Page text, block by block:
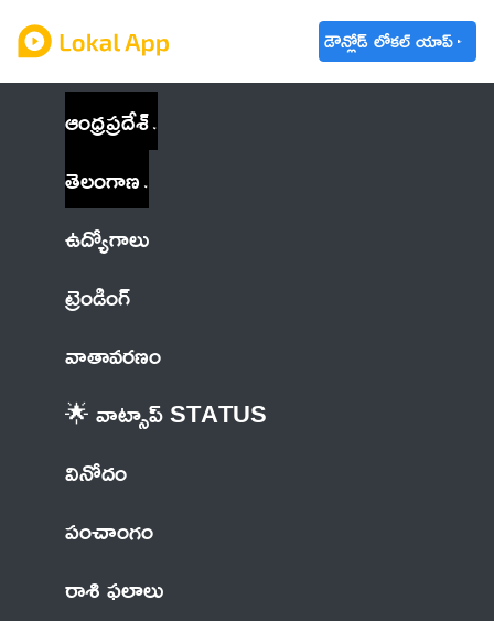
డౌన్లోడ్ లోకల్ యాప్
ఆంధ్రప్రదేశ్
తెలంగాణ
ఉద్యోగాలు
ట్రెండింగ్
వాతావరణం
🌟 వాట్సాప్ STATUS
వినోదం
పంచాంగం
రాశి ఫలాలు